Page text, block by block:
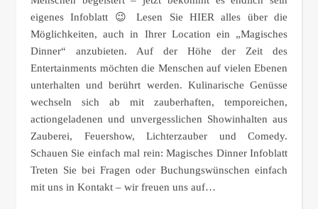
eigenes Infoblatt 😉 Lesen Sie HIER alles über die
Möglichkeiten, auch in Ihrer Location ein „Magisches
Dinner“ anzubieten. Auf der Höhe der Zeit des
Entertainments möchten die Menschen auf vielen Ebenen
unterhalten und berührt werden. Kulinarische Genüsse
wechseln sich ab mit zauberhaften, temporeichen,
actiongeladenen und unvergesslichen Showinhalten aus
Zauberei, Feuershow, Lichterzauber und Comedy.
Schauen Sie einfach mal rein: Magisches Dinner Infoblatt
Treten Sie bei Fragen oder Buchungswünschen einfach
mit uns in Kontakt – wir freuen uns auf…